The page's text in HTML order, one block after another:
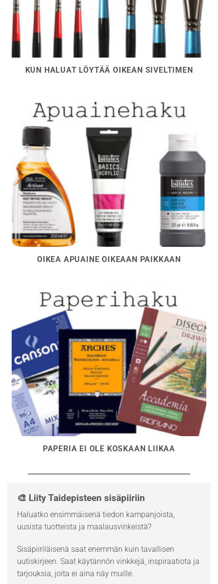
KUN HALUAT LÖYTÄÄ OIKEAN SIVELTIMEN
OIKEA APUAINE OIKEAAN PAIKKAAN
PAPERIA EI OLE KOSKAAN LIIKAA
🎨 Liity Taidepisteen sisäpiiriin
Haluatko ensimmäisenä tiedon kampanjoista,
uusista tuotteista ja maalausvinkeistä?
Sisäpiiriläisenä saat enemmän kuin tavallisen
uutiskirjeen. Saat käytännön vinkkejä, inspiraatiota ja
tarjouksia, joita ei aina näy muille.